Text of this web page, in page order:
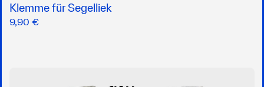
Klemme für Segelliek
9,90 €